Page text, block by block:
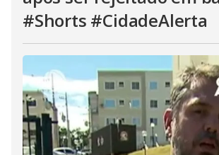
#Shorts #CidadeAlerta